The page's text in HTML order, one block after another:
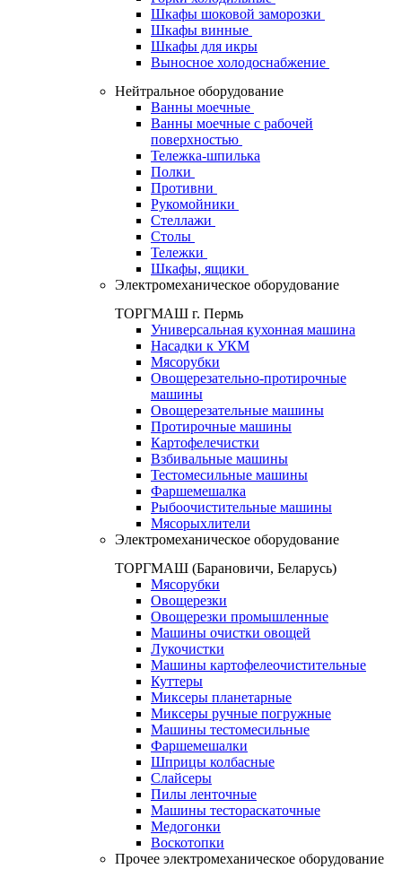
Шкафы шоковой заморозки
Шкафы винные
Шкафы для икры
Выносное холодоснабжение
Нейтральное оборудование
Ванны моечные
Ванны моечные с рабочей
поверхностью
Тележка-шпилька
Полки
Противни
Рукомойники
Стеллажи
Столы
Тележки
Шкафы, ящики
Электромеханическое оборудование
ТОРГМАШ г. Пермь
Универсальная кухонная машина
Насадки к УКМ
Мясорубки
Овощерезательно-протирочные
машины
Овощерезательные машины
Протирочные машины
Картофелечистки
Взбивальные машины
Тестомесильные машины
Фаршемешалка
Рыбоочистительные машины
Мясорыхлители
Электромеханическое оборудование
ТОРГМАШ (Барановичи, Беларусь)
Мясорубки
Овощерезки
Овощерезки промышленные
Машины очистки овощей
Лукочистки
Машины картофелеочистительные
Куттеры
Миксеры планетарные
Миксеры ручные погружные
Машины тестомесильные
Фаршемешалки
Шприцы колбасные
Слайсеры
Пилы ленточные
Машины тестораскаточные
Медогонки
Воскотопки
Прочее электромеханическое оборудование